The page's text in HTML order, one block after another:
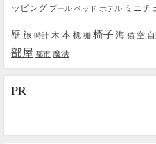
ッピング プール ベッド ホテル ミニチ
壁旅 時計 木 本机 棚 椅子海 猫 空
部屋 都市 魔法
PR